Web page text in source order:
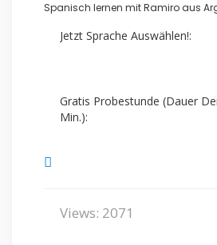
Spanisch lernen mit Ramiro aus
Jetzt Sprache Auswählen!:
Gratis Probestunde (Dauer
Min.):
Views: 2071